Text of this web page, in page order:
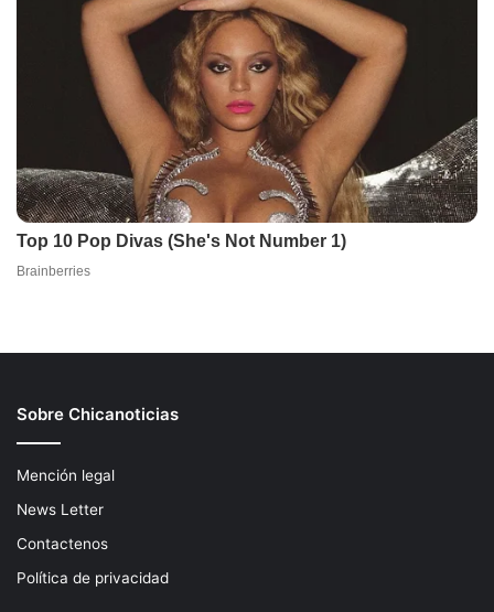
Sobre Chicanoticias
Mención legal
News Letter
Contactenos
Política de privacidad